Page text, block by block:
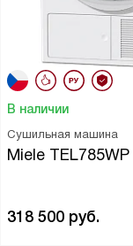
В наличии
Сушильная машина
Miele TEL785WP
318 500 руб.